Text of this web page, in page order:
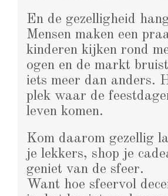
En de gezelligheid
Mensen maken een
kinderen kijken rond
ogen en de markt
iets meer dan anders.
plek waar de
leven komen.
Kom daarom gezellig
je lekkers, shop je
geniet van de sfeer.
Want hoe sfeervol